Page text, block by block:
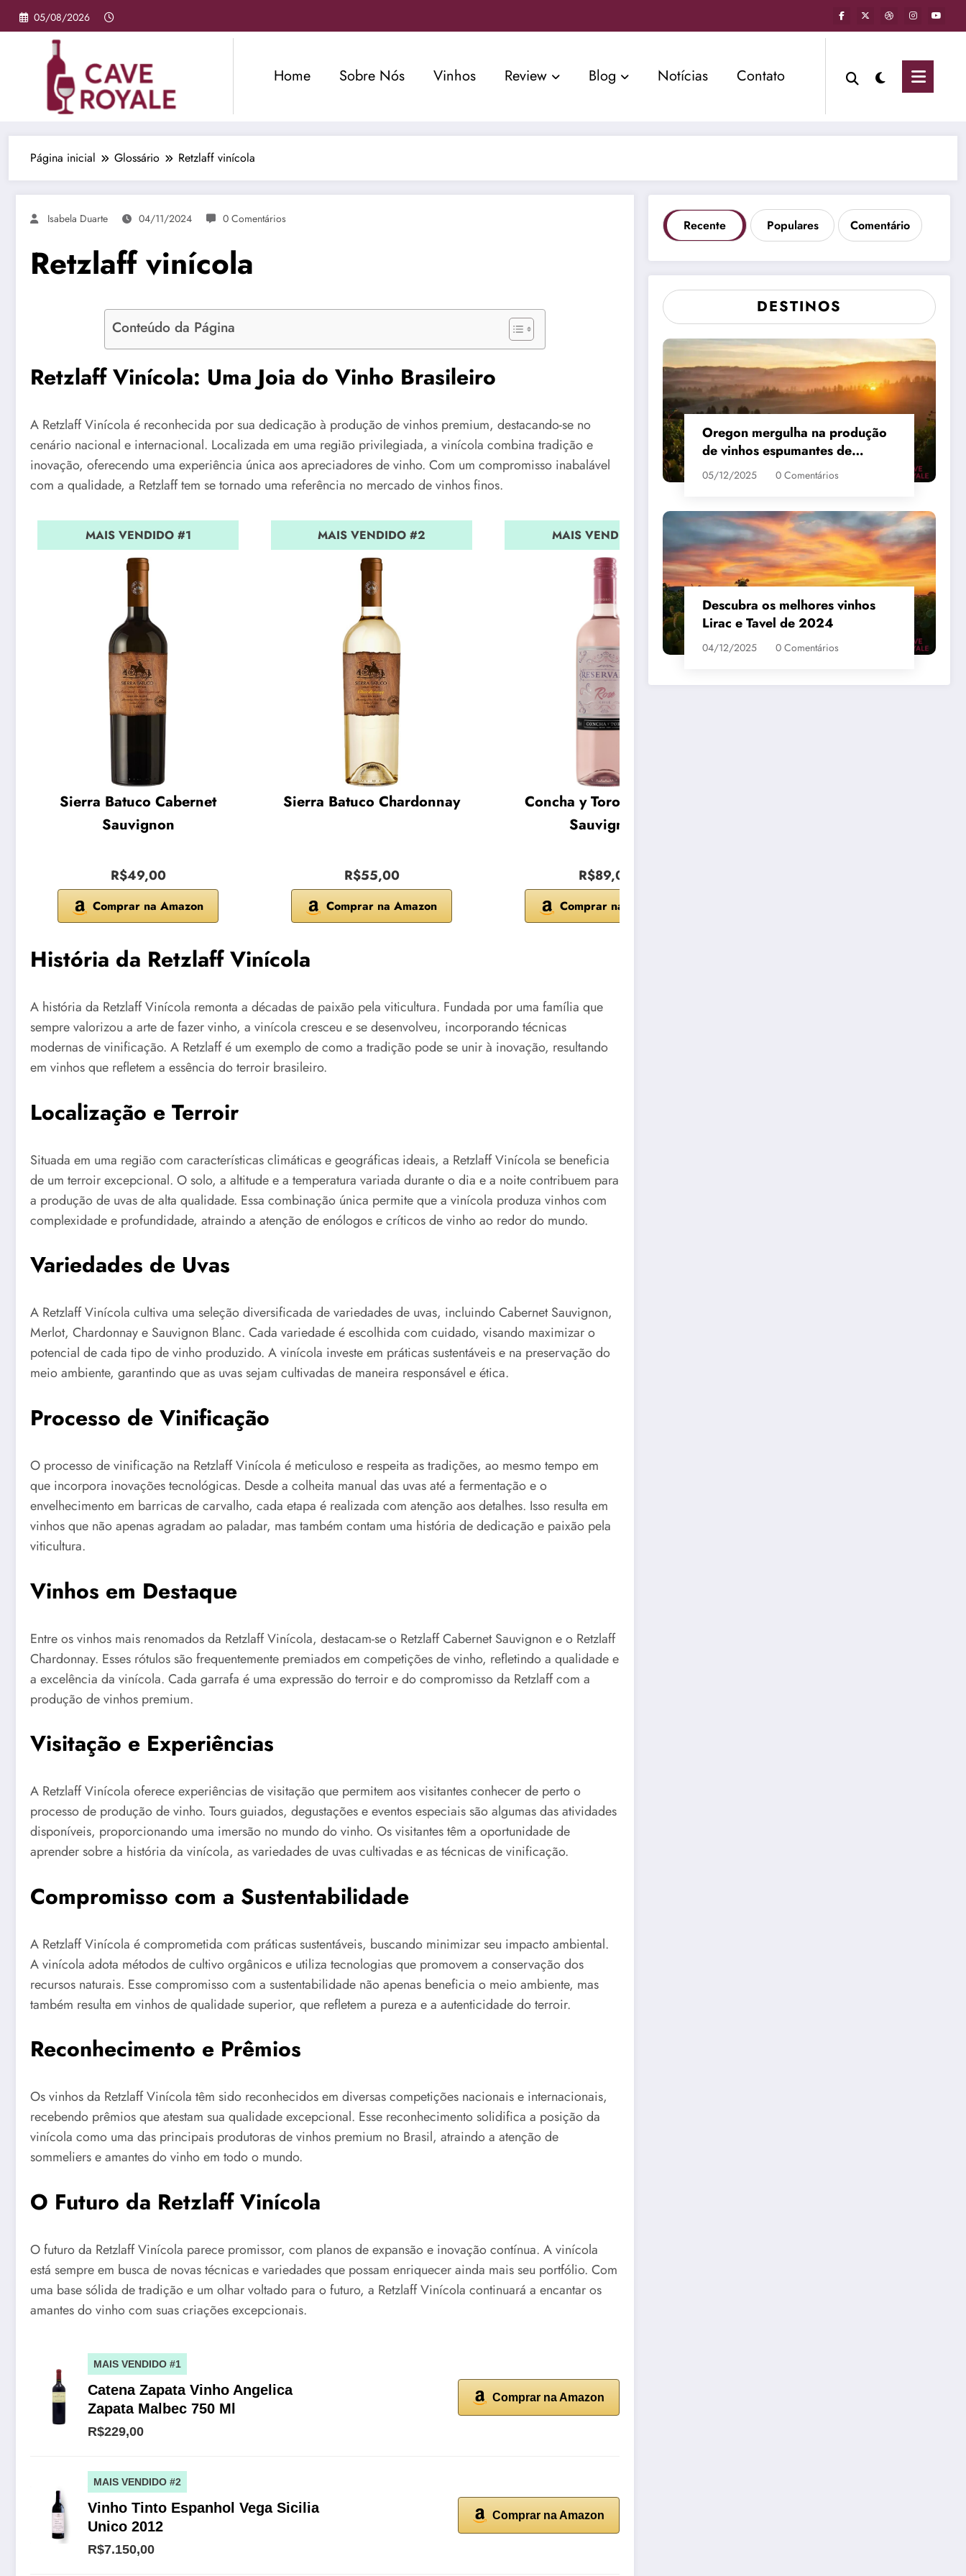
Pular
para
05/08/2026
Home Sobre Nós Vinhos Review Blog Notícias Contato
Página inicial Glossário Retzlaff vinícola
Isabela Duarte 04/11/2024 0 Comentários
Retzlaff vinícola
Conteúdo da Página
Retzlaff Vinícola: Uma Joia do Vinho Brasileiro
A Retzlaff Vinícola é reconhecida por sua dedicação à produção de vinhos premium, destacando-se no
cenário nacional e internacional. Localizada em uma região privilegiada, a vinícola combina tradição e
inovação, oferecendo uma experiência única aos apreciadores de vinho. Com um compromisso inabalável
com a qualidade, a Retzlaff tem se tornado uma referência no mercado de vinhos finos.
MAIS VENDIDO #1
Sierra Batuco Cabernet
Sauvignon
R$49,00
Comprar na Amazon
MAIS VENDIDO #2
Sierra Batuco Chardonnay
R$55,00
Comprar na Amazon
MAIS VENDIDO #3
Concha y Toro Cabernet
Sauvignon
R$89,00
Comprar na Amazon
MAIS VENDIDO #4
História da Retzlaff Vinícola
A história da Retzlaff Vinícola remonta a décadas de paixão pela viticultura. Fundada por uma família que
sempre valorizou a arte de fazer vinho, a vinícola cresceu e se desenvolveu, incorporando técnicas
modernas de vinificação. A Retzlaff é um exemplo de como a tradição pode se unir à inovação, resultando
em vinhos que refletem a essência do terroir brasileiro.
Localização e Terroir
Situada em uma região com características climáticas e geográficas ideais, a Retzlaff Vinícola se beneficia
de um terroir excepcional. O solo, a altitude e a temperatura variada durante o dia e a noite contribuem para
a produção de uvas de alta qualidade. Essa combinação única permite que a vinícola produza vinhos com
complexidade e profundidade, atraindo a atenção de enólogos e críticos de vinho ao redor do mundo.
Variedades de Uvas
A Retzlaff Vinícola cultiva uma seleção diversificada de variedades de uvas, incluindo Cabernet Sauvignon,
Merlot, Chardonnay e Sauvignon Blanc. Cada variedade é escolhida com cuidado, visando maximizar o
potencial de cada tipo de vinho produzido. A vinícola investe em práticas sustentáveis e na preservação do
meio ambiente, garantindo que as uvas sejam cultivadas de maneira responsável e ética.
Processo de Vinificação
O processo de vinificação na Retzlaff Vinícola é meticuloso e respeita as tradições, ao mesmo tempo em
que incorpora inovações tecnológicas. Desde a colheita manual das uvas até a fermentação e o
envelhecimento em barricas de carvalho, cada etapa é realizada com atenção aos detalhes. Isso resulta em
vinhos que não apenas agradam ao paladar, mas também contam uma história de dedicação e paixão pela
viticultura.
Vinhos em Destaque
Entre os vinhos mais renomados da Retzlaff Vinícola, destacam-se o Retzlaff Cabernet Sauvignon e o Retzlaff
Chardonnay. Esses rótulos são frequentemente premiados em competições de vinho, refletindo a qualidade e
a excelência da vinícola. Cada garrafa é uma expressão do terroir e do compromisso da Retzlaff com a
produção de vinhos premium.
Visitação e Experiências
A Retzlaff Vinícola oferece experiências de visitação que permitem aos visitantes conhecer de perto o
processo de produção de vinho. Tours guiados, degustações e eventos especiais são algumas das atividades
disponíveis, proporcionando uma imersão no mundo do vinho. Os visitantes têm a oportunidade de
aprender sobre a história da vinícola, as variedades de uvas cultivadas e as técnicas de vinificação.
Compromisso com a Sustentabilidade
A Retzlaff Vinícola é comprometida com práticas sustentáveis, buscando minimizar seu impacto ambiental.
A vinícola adota métodos de cultivo orgânicos e utiliza tecnologias que promovem a conservação dos
recursos naturais. Esse compromisso com a sustentabilidade não apenas beneficia o meio ambiente, mas
também resulta em vinhos de qualidade superior, que refletem a pureza e a autenticidade do terroir.
Reconhecimento e Prêmios
Os vinhos da Retzlaff Vinícola têm sido reconhecidos em diversas competições nacionais e internacionais,
recebendo prêmios que atestam sua qualidade excepcional. Esse reconhecimento solidifica a posição da
vinícola como uma das principais produtoras de vinhos premium no Brasil, atraindo a atenção de
sommeliers e amantes do vinho em todo o mundo.
O Futuro da Retzlaff Vinícola
O futuro da Retzlaff Vinícola parece promissor, com planos de expansão e inovação contínua. A vinícola
está sempre em busca de novas técnicas e variedades que possam enriquecer ainda mais seu portfólio. Com
uma base sólida de tradição e um olhar voltado para o futuro, a Retzlaff Vinícola continuará a encantar os
amantes do vinho com suas criações excepcionais.
MAIS VENDIDO #1
Catena Zapata Vinho Angelica
Zapata Malbec 750 Ml
R$229,00
Comprar na Amazon
MAIS VENDIDO #2
Vinho Tinto Espanhol Vega Sicilia
Unico 2012
R$7.150,00
Comprar na Amazon
Recente Populares Comentário
DESTINOS
Oregon mergulha na produção
de vinhos espumantes de
qualidade
05/12/2025 0 Comentários
Descubra os melhores vinhos
Lirac e Tavel de 2024
04/12/2025 0 Comentários